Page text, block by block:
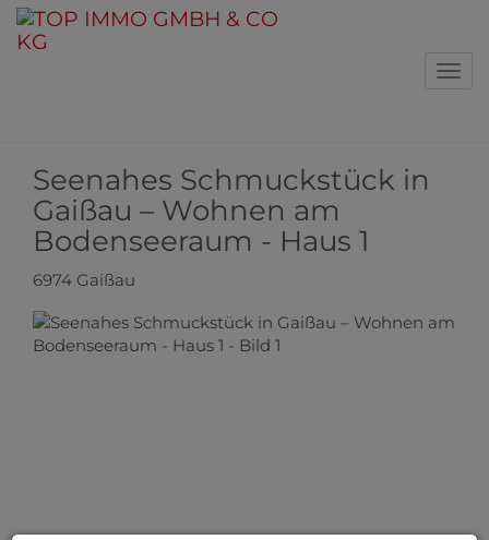
Seenahes Schmuckstück in
Gaißau – Wohnen am
Bodenseeraum - Haus 1
6974 Gaißau